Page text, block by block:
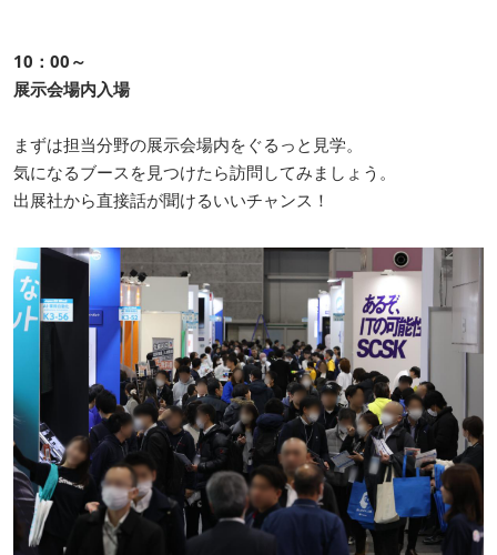
10：00～
展示会場内入場
まずは担当分野の展示会場内をぐるっと見学。
気になるブースを見つけたら訪問してみましょう。
出展社から直接話が聞けるいいチャンス！